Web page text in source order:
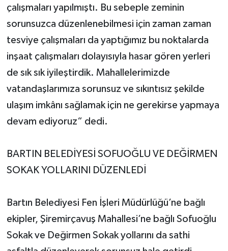
çalışmaları yapılmıştı. Bu sebeple zeminin
sorunsuzca düzenlenebilmesi için zaman zaman
tesviye çalışmaları da yaptığımız bu noktalarda
inşaat çalışmaları dolayısıyla hasar gören yerleri
de sık sık iyileştirdik. Mahallelerimizde
vatandaşlarımıza sorunsuz ve sıkıntısız şekilde
ulaşım imkânı sağlamak için ne gerekirse yapmaya
devam ediyoruz“ dedi.
BARTIN BELEDİYESİ SOFUOĞLU VE DEĞİRMEN
SOKAK YOLLARINI DÜZENLEDİ
Bartın Belediyesi Fen İşleri Müdürlüğü’ne bağlı
ekipler, Şiremirçavuş Mahallesi’ne bağlı Sofuoğlu
Sokak ve Değirmen Sokak yollarını da sathi